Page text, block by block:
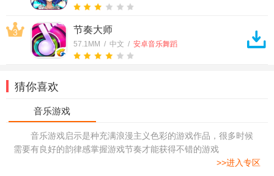
3 节奏大师
57.1MM / 中文 / 安卓音乐舞蹈
猜你喜欢
音乐游戏启示是种充满浪漫主义色彩的游戏作品，很多时候
需要有良好的韵律感掌握游戏节奏才能获得不错的游戏
>>进入专区